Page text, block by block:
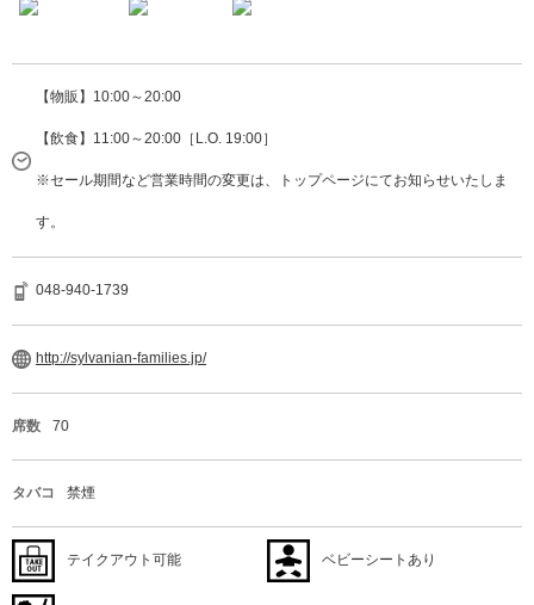
【物販】10:00～20:00
【飲食】11:00～20:00［L.O. 19:00］
※セール期間など営業時間の変更は、トップページにてお知らせいたしま
す。
048-940-1739
http://sylvanian-families.jp/
席数 70
タバコ 禁煙
テイクアウト可能 ベビーシートあり